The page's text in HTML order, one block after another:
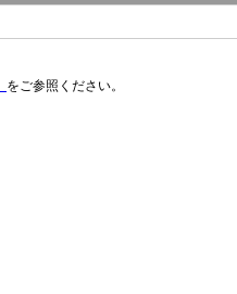
をご参照ください。